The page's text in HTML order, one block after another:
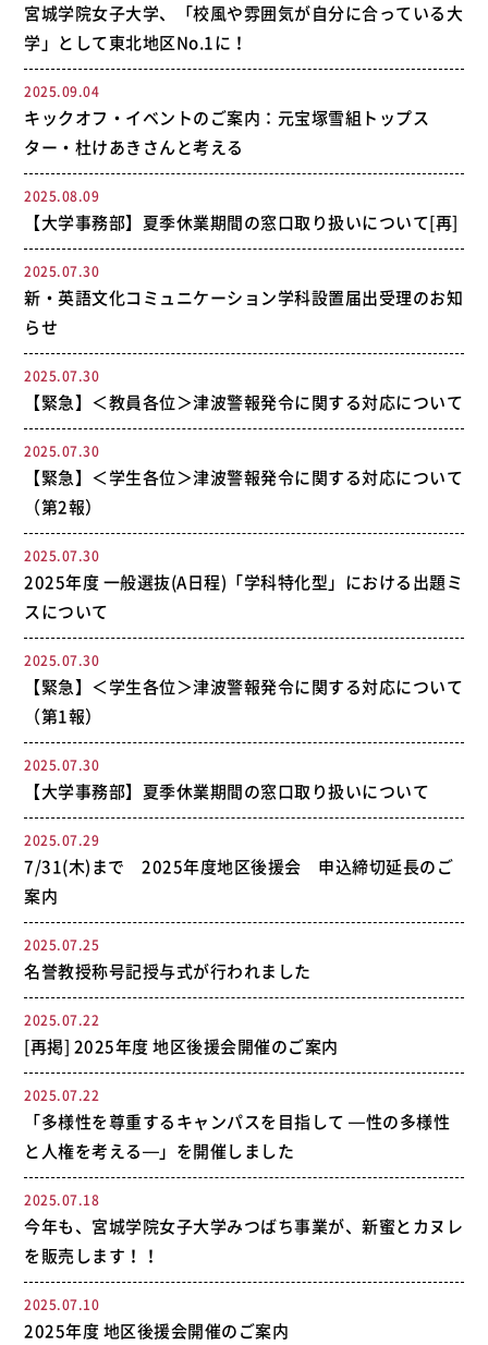
宮城学院女子大学、「校風や雰囲気が自分に合っている大
学」として東北地区No.1に！
2025.09.04
キックオフ・イベントのご案内：元宝塚雪組トップス
ター・杜けあきさんと考える
2025.08.09
【大学事務部】夏季休業期間の窓口取り扱いについて[再]
2025.07.30
新・英語文化コミュニケーション学科設置届出受理のお知
らせ
2025.07.30
【緊急】＜教員各位＞津波警報発令に関する対応について
2025.07.30
【緊急】＜学生各位＞津波警報発令に関する対応について
（第2報）
2025.07.30
2025年度 一般選抜(A日程)「学科特化型」における出題ミ
スについて
2025.07.30
【緊急】＜学生各位＞津波警報発令に関する対応について
（第1報）
2025.07.30
【大学事務部】夏季休業期間の窓口取り扱いについて
2025.07.29
7/31(木)まで 2025年度地区後援会 申込締切延長のご
案内
2025.07.25
名誉教授称号記授与式が行われました
2025.07.22
[再掲] 2025年度 地区後援会開催のご案内
2025.07.22
「多様性を尊重するキャンパスを目指して —性の多様性
と人権を考える—」を開催しました
2025.07.18
今年も、宮城学院女子大学みつばち事業が、新蜜とカヌレ
を販売します！！
2025.07.10
2025年度 地区後援会開催のご案内